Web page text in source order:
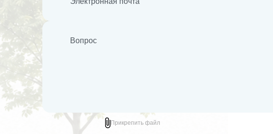
Прикрепить файл